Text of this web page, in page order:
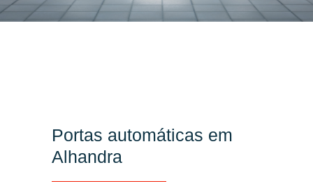
Portas automáticas em
Alhandra